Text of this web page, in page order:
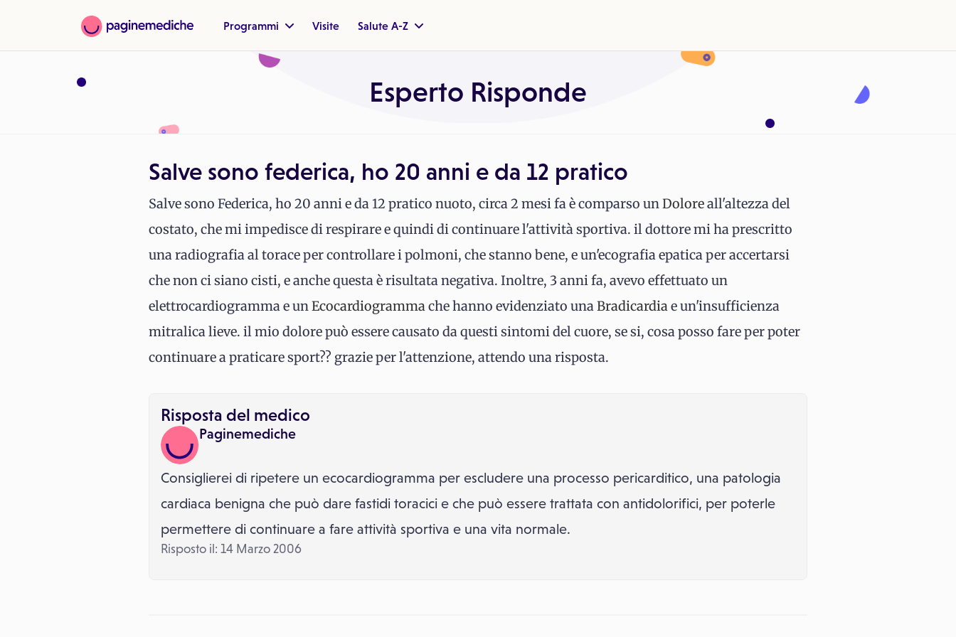
Programmi Visite Salute A-Z
Esperto Risponde
Salve sono federica, ho 20 anni e da 12 pratico
Salve sono Federica, ho 20 anni e da 12 pratico nuoto, circa 2 mesi fa è comparso unDoloreall'altezza del
costato, che mi impedisce di respirare e quindi di continuare l'attività sportiva. il dottore mi ha prescritto
una radiografia al torace per controllare i polmoni, che stanno bene, e un'ecografia epatica per accertarsi
che non ci siano cisti, e anche questa è risultata negativa. Inoltre, 3 anni fa, avevo effettuato un
elettrocardiogramma e unEcocardiogrammache hanno evidenziato unaBradicardiae un'insufficienza
mitralica lieve. il mio dolore può essere causato da questi sintomi del cuore, se si, cosa posso fare per poter
continuare a praticare sport?? grazie per l'attenzione, attendo una risposta.
Risposta del medico
Paginemediche
Consiglierei di ripetere un ecocardiogramma per escludere una processo pericarditico, una patologia
cardiaca benigna che può dare fastidi toracici e che può essere trattata con antidolorifici, per poterle
permettere di continuare a fare attività sportiva e una vita normale.
Risposto il: 14 Marzo 2006